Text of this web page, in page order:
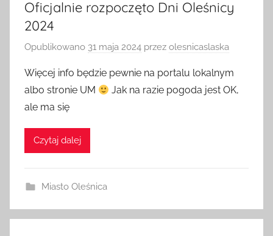
Oficjalnie rozpoczęto Dni Oleśnicy
2024
Opublikowano 31 maja 2024 przez olesnicaslaska
Więcej info będzie pewnie na portalu lokalnym
albo stronie UM
Jak na razie pogoda jest OK,
ale ma się
Czytaj dalej
Miasto Oleśnica